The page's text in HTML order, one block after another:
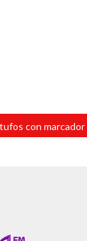
marcador a su favor